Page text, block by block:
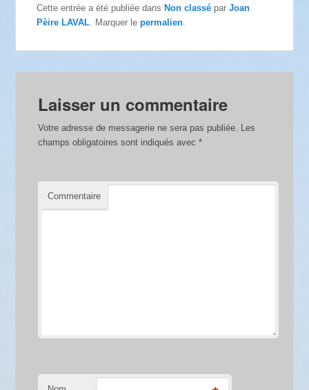
Cette entrée a été publiée dansNon classé parJoan
Pèire LAVAL . Marquer lepermalien
Laisser un commentaire
Votre adresse de messagerie ne sera pas publiée. Les
champs obligatoires sont indiqués avec*
Commentaire